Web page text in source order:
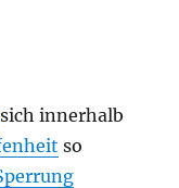
sich innerhalb
so